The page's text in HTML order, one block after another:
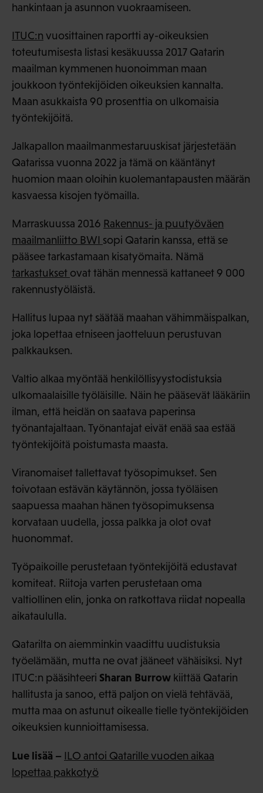
hankintaan ja asunnon vuokraamiseen.
ITUC:n vuosittainen raportti ay-oikeuksien
toteutumisesta listasi kesäkuussa 2017 Qatarin
maailman kymmenen huonoimman maan
joukkoon työntekijöiden oikeuksien kannalta.
Maan asukkaista 90 prosenttia on ulkomaisia
työntekijöitä.
Jalkapallon maailmanmestaruuskisat järjestetään
Qatarissa vuonna 2022 ja tämä on kääntänyt
huomion maan oloihin kuolemantapausten määrän
kasvaessa kisojen työmailla.
Marraskuussa 2016 Rakennus- ja puutyöväen
maailmanliitto BWI sopi Qatarin kanssa, että se
pääsee tarkastamaan kisatyömaita. Nämä
tarkastukset ovat tähän mennessä kattaneet 9 000
rakennustyöläistä.
Hallitus lupaa nyt säätää maahan vähimmäispalkan,
joka lopettaa etniseen jaotteluun perustuvan
palkkauksen.
Valtio alkaa myöntää henkilöllisyystodistuksia
ulkomaalaisille työläisille. Näin he pääsevät lääkäriin
ilman, että heidän on saatava paperinsa
työnantajaltaan. Työnantajat eivät enää saa estää
työntekijöitä poistumasta maasta.
Viranomaiset tallettavat työsopimukset. Sen
toivotaan estävän käytännön, jossa työläisen
saapuessa maahan hänen työsopimuksensa
korvataan uudella, jossa palkka ja olot ovat
huonommat.
Työpaikoille perustetaan työntekijöitä edustavat
komiteat. Riitoja varten perustetaan oma
valtiollinen elin, jonka on ratkottava riidat nopealla
aikataululla.
Qatarilta on aiemminkin vaadittu uudistuksia
työelämään, mutta ne ovat jääneet vähäisiksi. Nyt
ITUC:n pääsihteeri Sharan Burrow kiittää Qatarin
hallitusta ja sanoo, että paljon on vielä tehtävää,
mutta maa on astunut oikealle tielle työntekijöiden
oikeuksien kunnioittamisessa.
Lue lisää – ILO antoi Qatarille vuoden aikaa
lopettaa pakkotyö